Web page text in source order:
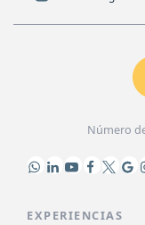
Número
EXPERIENCIAS